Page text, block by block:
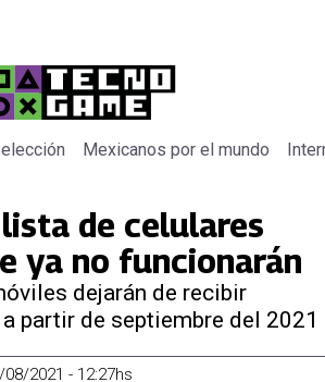
Mexicanos por el mundo
de celulares
ya no funcionarán
dejarán de recibir
partir de septiembre del 2021
08/2021 - 12:27hs